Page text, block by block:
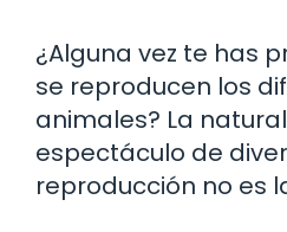
¿Alguna vez te has
se reproducen los
animales? La
espectáculo de
reproducción no es